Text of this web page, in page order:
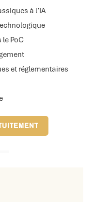
à l’IA
le PoC
et réglementaires